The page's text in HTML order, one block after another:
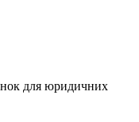
для юридичних